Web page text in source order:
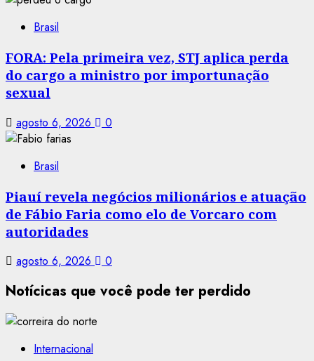
Brasil
FORA: Pela primeira vez, STJ aplica perda
do cargo a ministro por importunação
sexual
agosto 6, 2026 0
Brasil
Piauí revela negócios milionários e atuação
de Fábio Faria como elo de Vorcaro com
autoridades
agosto 6, 2026 0
Notícicas que você pode ter perdido
Internacional